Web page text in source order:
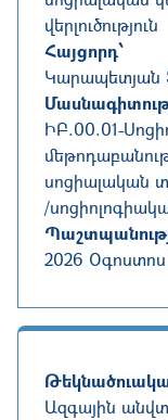
վերլուծություն
Հայցորդ՝
Կարապետյան
ԻԲ.00.01-
սոցիալական
/
2026 Օգոստոս
Ազգային